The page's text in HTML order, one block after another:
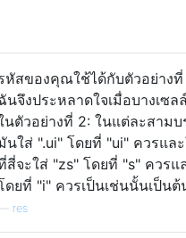
หัสของคุณใช้ได้กับตัวอย่างที่
นจึงประหลาดใจเมื่อบางเซล
นตัวอย่างที่ 2: ในแต่ละสาม
นใส่ ".ui" โดยที่ "ui" ควรแล
สี่จะใส่ "zs" โดยที่ "s" ควรแ
ดยที่ "i" ควรเป็นเช่นนั้นเป็นต้
res